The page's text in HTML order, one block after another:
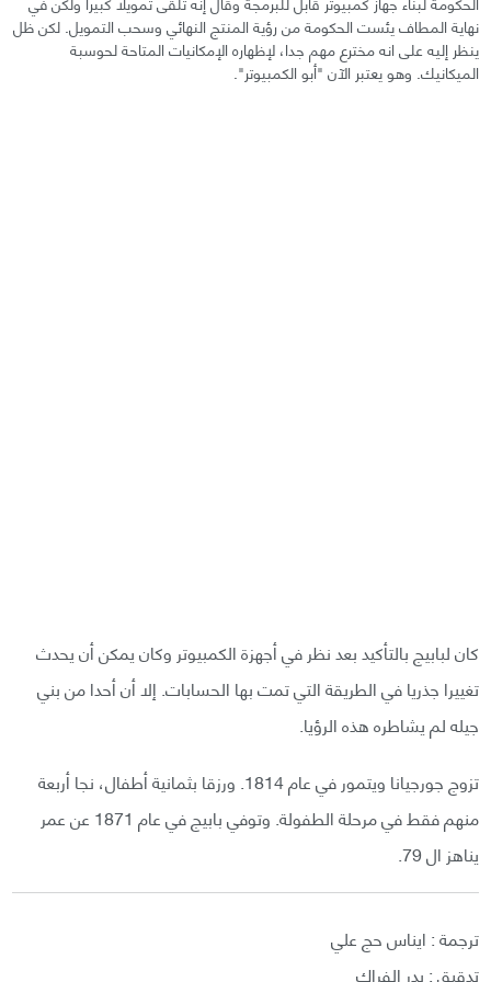
نهاية المطاف يئست الحكومة من رؤية المنتج النهائي وسحب التمويل. لكن ظل
ينظر إليه على انه مخترع مهم جدا، لإظهاره الإمكانيات المتاحة لحوسبة
الميكانيك. وهو يعتبر الآن "أبو الكمبيوتر".
كان لبابيج بالتأكيد بعد نظر في أجهزة الكمبيوتر وكان يمكن أن يحدث
تغييرا جذريا في الطريقة التي تمت بها الحسابات. إلا أن أحدا من بني
جيله لم يشاطره هذه الرؤيا.
تزوج جورجيانا ويتمور في عام 1814. ورزقا بثمانية أطفال، نجا أربعة
منهم فقط في مرحلة الطفولة. وتوفي بابيج في عام 1871 عن عمر
يناهز ال 79.
ترجمة : ايناس حج علي
تدقيق : بدر الفراك